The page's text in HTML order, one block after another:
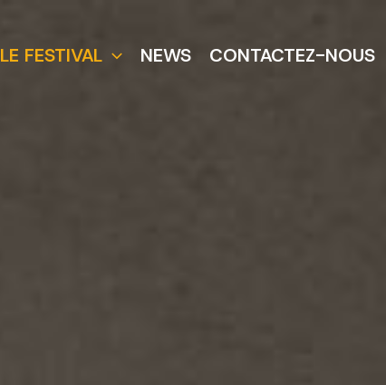
LE FESTIVAL NEWS CONTACTEZ-NOUS